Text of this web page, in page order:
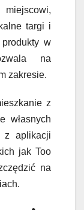
targi i
w
na
zakresie.
z
własnych
z aplikacji
jak Too
na